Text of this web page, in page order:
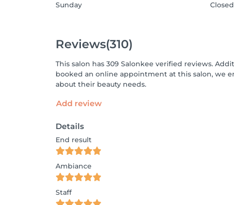
Sunday
Closed
Reviews(310)
This salon has 309 Salonkee verified reviews.
booked an online appointment at this salon, we
about their beauty needs.
Add review
Details
End result
Ambiance
Staff